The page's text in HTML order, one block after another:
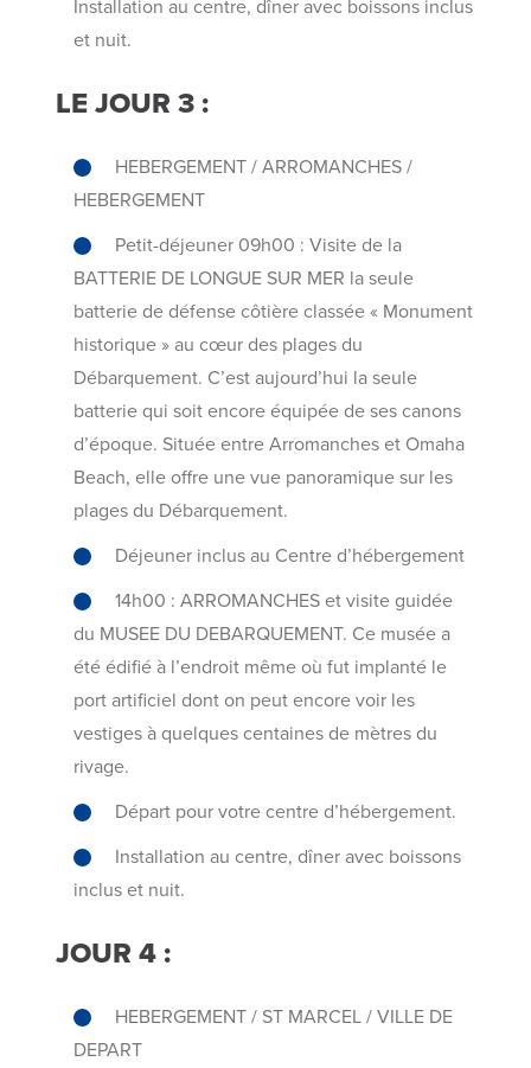
Installation au centre, dîner avec boissons inclus
et nuit.
LE JOUR 3 :
HEBERGEMENT / ARROMANCHES /
HEBERGEMENT
Petit-déjeuner 09h00 : Visite de la
BATTERIE DE LONGUE SUR MER la seule
batterie de défense côtière classée « Monument
historique » au cœur des plages du
Débarquement. C’est aujourd’hui la seule
batterie qui soit encore équipée de ses canons
d’époque. Située entre Arromanches et Omaha
Beach, elle offre une vue panoramique sur les
plages du Débarquement.
Déjeuner inclus au Centre d’hébergement
14h00 : ARROMANCHES et visite guidée
du MUSEE DU DEBARQUEMENT. Ce musée a
été édifié à l’endroit même où fut implanté le
port artificiel dont on peut encore voir les
vestiges à quelques centaines de mètres du
rivage.
Départ pour votre centre d’hébergement.
Installation au centre, dîner avec boissons
inclus et nuit.
JOUR 4 :
HEBERGEMENT / ST MARCEL / VILLE DE
DEPART